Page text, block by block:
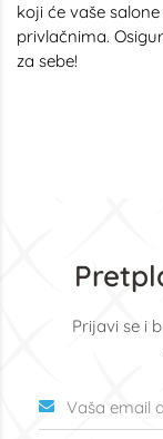
koji će vaše
privlačnima.
za sebe!
Prijavi se i